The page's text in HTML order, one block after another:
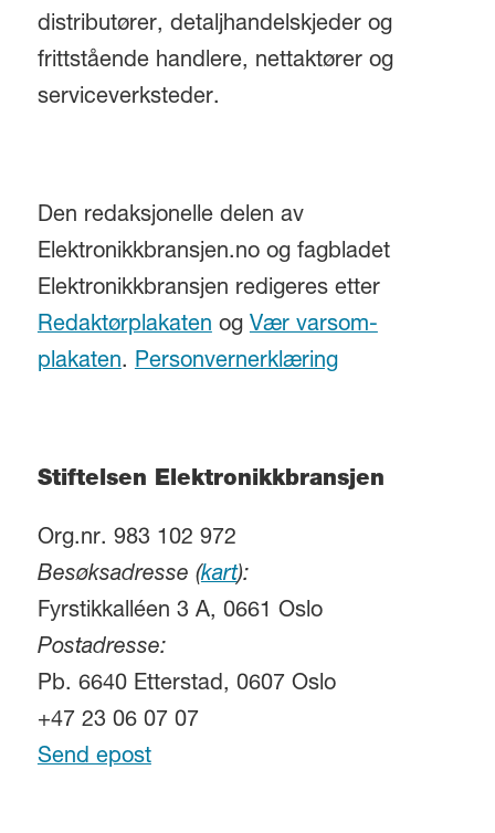
distributører, detaljhandelskjeder og
frittstående handlere, nettaktører og
serviceverksteder.
Den redaksjonelle delen av
Elektronikkbransjen.no og fagbladet
Elektronikkbransjen redigeres etter
Redaktørplakatenog Vær varsom-
plakaten. Personvernerklæring
Stiftelsen Elektronikkbransjen
Org.nr. 983 102 972
Besøksadresse (kart):
Fyrstikkalléen 3 A, 0661 Oslo
Postadresse:
Pb. 6640 Etterstad, 0607 Oslo
+47 23 06 07 07
Send epost